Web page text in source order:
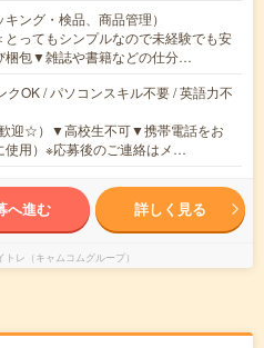
ング・検品、商品管理）
とってもシンプルなので未経験でも安
梱包▼雑誌や書籍などの仕分…
クOK / パソコンスキル不要 / 英語力不
迎☆）▼高校生不可▼携帯電話をお
使用）※応募後のご連絡はメ…
へ進む 詳しく見る
トレ（キャムコムグループ）